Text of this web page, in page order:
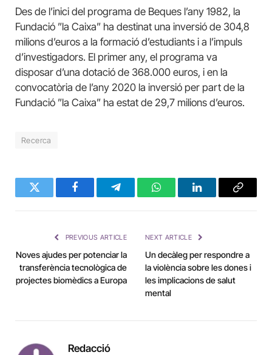
Des de l’inici del programa de Beques l’any 1982, la
Fundació ”la Caixa” ha destinat una inversió de 304,8
milions d’euros a la formació d’estudiants i a l’impuls
d’investigadors. El primer any, el programa va
disposar d’una dotació de 368.000 euros, i en la
convocatòria de l’any 2020 la inversió per part de la
Fundació ”la Caixa” ha estat de 29,7 milions d’euros.
Recerca
Twitter FacebookTelegramWhatsAppLinkedInCopy
PREVIOUS ARTICLE
Noves ajudes per potenciar la
transferència tecnològica de
projectes biomèdics a Europa
NEXT ARTICLE
Un decàleg per respondre a
la violència sobre les dones i
les implicacions de salut
mental
Redacció